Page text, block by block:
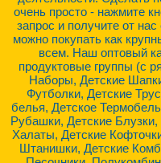
очень просто - нажмите
запрос и получите от
можно покупать как
всем. Наш оптовый
продуктовые группы (с
Наборы, Детские
Футболки, Детские
белья, Детское
Рубашки, Детские
Халаты, Детские
Штанишки, Детские